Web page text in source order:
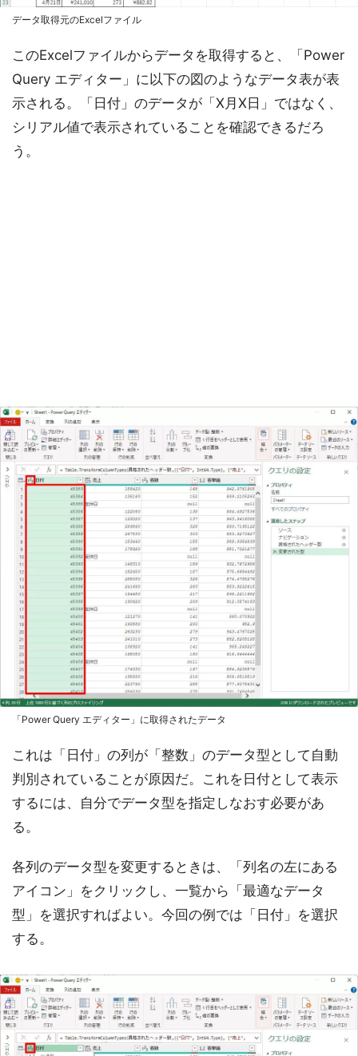
データ取得元のExcelファイル
このExcelファイルからデータを取得すると、「Power
Query エディター」に以下の図のようなデータ表が表
示される。「日付」のデータが「X月X日」ではなく、
シリアル値で表示されていることを確認できるだろ
う。
「Power Query エディター」に取得されたデータ
これは「日付」の列が「整数」のデータ型として自動
判別されていることが原因だ。これを日付として表示
するには、自分でデータ型を指定しなおす必要があ
る。
各列のデータ型を変更するときは、「列名の左にある
アイコン」をクリックし、一覧から「最適なデータ
型」を選択すればよい。今回の例では「日付」を選択
する。